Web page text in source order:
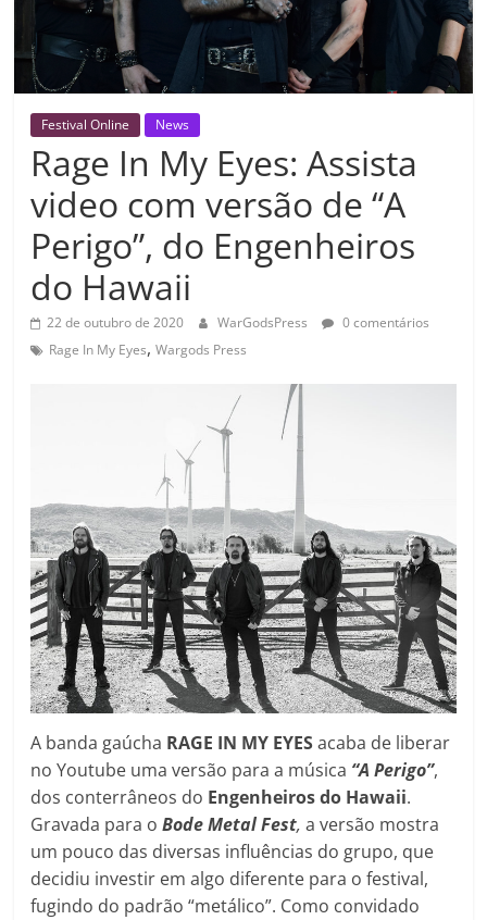
Festival Online News
Rage In My Eyes: Assista
video com versão de “A
Perigo”, do Engenheiros
do Hawaii
22 de outubro de 2020 WarGodsPress
0 comentários
Rage In My Eyes,Wargods Press
A banda gaúcha RAGE IN MY EYESacaba de liberar
no Youtube uma versão para a música “A Perigo”,
dos conterrâneos do Engenheiros do Hawaii.
Gravada para oBode Metal Fest,a versão mostra
um pouco das diversas influências do grupo, que
decidiu investir em algo diferente para o festival,
fugindo do padrão “metálico”. Como convidado